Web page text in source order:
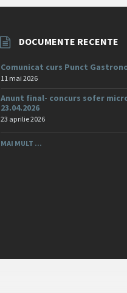
DOCUMENTE RECENTE
Comunicat curs Punct
11 mai 2026
Anunt final- concurs sofer
23.04.2026
23 aprilie 2026
MAI MULT ...